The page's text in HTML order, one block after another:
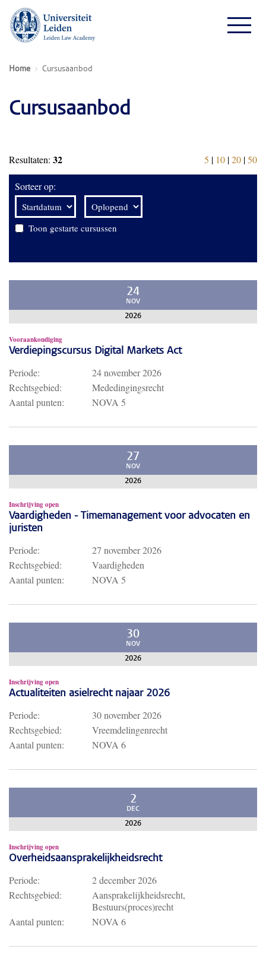
Home Cursusaanbod
Cursusaanbod
Resultaten: 32 5 | 10 |20 |50
Sorteer op:
Toon gestarte cursussen
24
NOV
2026
Vooraankondiging
Verdiepingscursus Digital Markets Act
Periode:
24 november 2026
Rechtsgebied:
Mededingingsrecht
Aantal punten:
NOVA 5
27
NOV
2026
Inschrijving open
Vaardigheden - Timemanagement voor advocaten en
juristen
Periode:
27 november 2026
Rechtsgebied:
Vaardigheden
Aantal punten:
NOVA 5
30
NOV
2026
Inschrijving open
Actualiteiten asielrecht najaar 2026
Periode:
30 november 2026
Rechtsgebied:
Vreemdelingenrecht
Aantal punten:
NOVA 6
2
DEC
2026
Inschrijving open
Overheidsaansprakelijkheidsrecht
Periode:
2 december 2026
Rechtsgebied:
Aansprakelijkheidsrecht,
Bestuurs(proces)recht
Aantal punten:
NOVA 6